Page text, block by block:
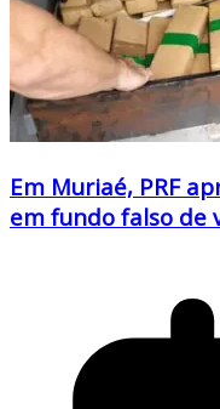
Em Muriaé, PRF
em fundo falso de